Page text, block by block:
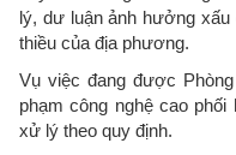
lý, dư luận ảnh hưởng xấu
thiều của địa phương.
Vụ việc đang được
phạm công nghệ cao
xử lý theo quy định.